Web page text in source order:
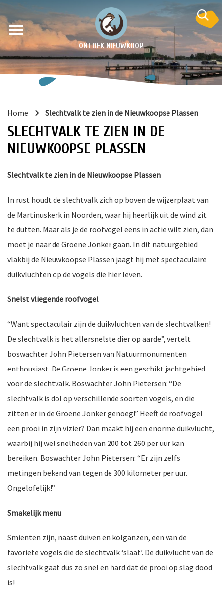
ONTDEK NIEUWKOOP
Home Slechtvalk te zien in de Nieuwkoopse Plassen
SLECHTVALK TE ZIEN IN DE
NIEUWKOOPSE PLASSEN
Slechtvalk te zien in de Nieuwkoopse Plassen
In rust houdt de slechtvalk zich op boven de wijzerplaat van
de Martinuskerk in Noorden, waar hij heerlijk uit de wind zit
te dutten. Maar als je de roofvogel eens in actie wilt zien, dan
moet je naar de Groene Jonker gaan. In dit natuurgebied
vlakbij de Nieuwkoopse Plassen jaagt hij met spectaculaire
duikvluchten op de vogels die hier leven.
Snelst vliegende roofvogel
“Want spectaculair zijn de duikvluchten van de slechtvalken!
De slechtvalk is het allersnelste dier op aarde”, vertelt
boswachter John Pietersen van Natuurmonumenten
enthousiast. De Groene Jonker is een geschikt jachtgebied
voor de slechtvalk. Boswachter John Pietersen: “De
slechtvalk is dol op verschillende soorten vogels, en die
zitten er in de Groene Jonker genoeg!” Heeft de roofvogel
een prooi in zijn vizier? Dan maakt hij een enorme duikvlucht,
waarbij hij wel snelheden van 200 tot 260 per uur kan
bereiken. Boswachter John Pietersen: “Er zijn zelfs
metingen bekend van tegen de 300 kilometer per uur.
Ongelofelijk!”
Smakelijk menu
Smienten zijn, naast duiven en kolganzen, een van de
favoriete vogels die de slechtvalk ‘slaat’. De duikvlucht van de
slechtvalk gaat dus zo snel en hard dat de prooi op slag dood
is!